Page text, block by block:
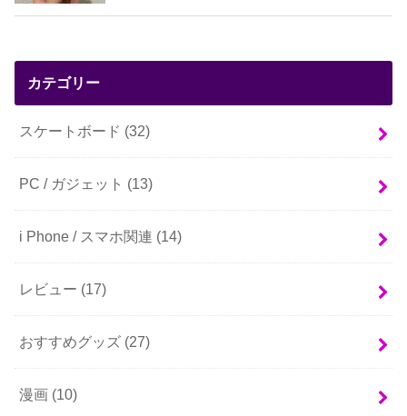
カテゴリー
スケートボード (32)
PC / ガジェット (13)
i Phone / スマホ関連 (14)
レビュー (17)
おすすめグッズ (27)
漫画 (10)